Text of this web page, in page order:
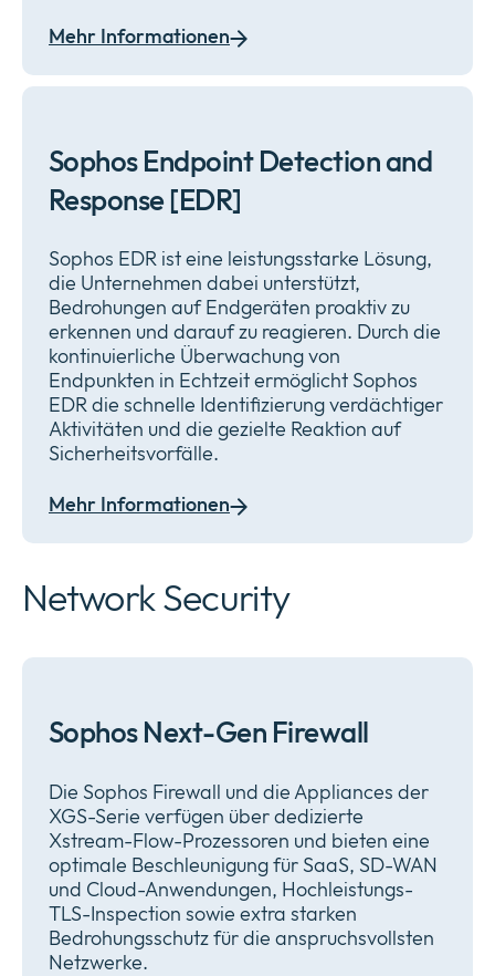
Mehr Informationen
Sophos Endpoint Detection and
Response [EDR]
Sophos EDR ist eine leistungsstarke Lösung,
die Unternehmen dabei unterstützt,
Bedrohungen auf Endgeräten proaktiv zu
erkennen und darauf zu reagieren. Durch die
kontinuierliche Überwachung von
Endpunkten in Echtzeit ermöglicht Sophos
EDR die schnelle Identifizierung verdächtiger
Aktivitäten und die gezielte Reaktion auf
Sicherheitsvorfälle.
Mehr Informationen
Network Security
Sophos Next-Gen Firewall
Die Sophos Firewall und die Appliances der
XGS-Serie verfügen über dedizierte
Xstream-Flow-Prozessoren und bieten eine
optimale Beschleunigung für SaaS, SD-WAN
und Cloud-Anwendungen, Hochleistungs-
TLS-Inspection sowie extra starken
Bedrohungsschutz für die anspruchsvollsten
Netzwerke.